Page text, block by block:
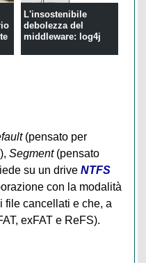
L'insostenibile
debolezza del
middleware: log4j
(pensato per
Segment(pensato
su un drive NTFS
con la modalità
cancellati e che, a
exFAT e ReFS).